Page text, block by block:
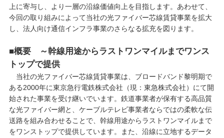
上に寄与し、より一層の沿線価値向上を目指します。あわせて、
今回の取り組みによって当社の光ファイバー芯線賃貸事業を拡大
し、法人向け通信インフラ事業のさらなる拡充を図ります。
■概要 ～幹線用途からラストワンマイルまでワンス
トップで提供
当社の光ファイバー芯線賃貸事業は、ブロードバンド黎明期で
ある2000年に東京急行電鉄株式会社（現：東急株式会社）にて開
始された事業を受け継いでいます。鉄道事業者が保有する高品質
な光ファイバー網と、ケーブルテレビ事業者ならではの柔軟な伝
送路を組み合わせることで、幹線用途からラストワンマイルまで
をワンストップで提供しています。また、沿線に立地するデータ